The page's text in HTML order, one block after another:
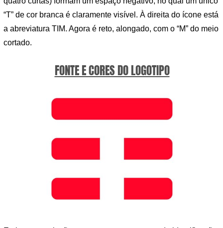
“T” de cor branca é claramente visível. À direita do ícone está
a abreviatura TIM. Agora é reto, alongado, com o “M” do meio
cortado.
FONTE E CORES DO LOGOTIPO